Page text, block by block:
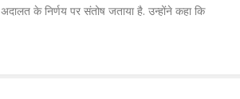
अदालत के निर्णय पर संतोष जताया है. उन्होंने कहा कि